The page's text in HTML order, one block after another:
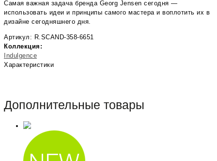
Самая важная задача бренда Georg Jensen сегодня —
использовать идеи и принципы самого мастера и воплотить их в
дизайне сегодняшнего дня.
Артикул: R.SCAND-358-6651
Коллекция:
Indulgence
Характеристики
Дополнительные товары